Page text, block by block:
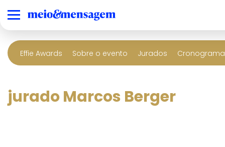
Effie Awards Sobre o evento Jurados
jurado Marcos Berger